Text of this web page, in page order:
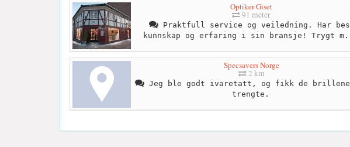
Optiker Giset
91 meter
Praktfull service og veiledning. Har
kunnskap og erfaring i sin bransje! Trygt
Specsavers Norge
2 km
Jeg ble godt ivaretatt, og fikk de
trengte.